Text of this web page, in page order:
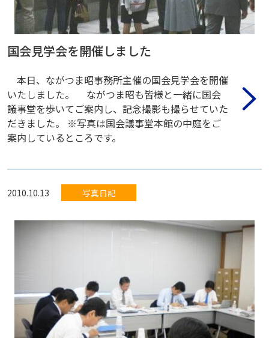
国会見学会を開催しました
本日、ながつま昭事務所主催の国会見学会を開催
いたしました。 ながつま昭も皆様と一緒に国会
議事堂を歩いてご案内し、記念撮影も撮らせていた
だきました。 ※写真は国会議事堂本館の中庭をご
案内しているところです。
2010.10.13 写真日記